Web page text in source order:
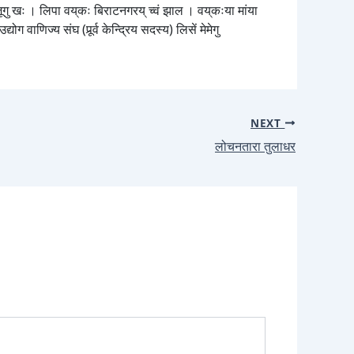
खः । लिपा वय्‌कः बिराटनगरय् च्वं झाल । वय्‌कःया मांया
वाणिज्य संघ (पूर्र्व केन्द्रिय सदस्य) लिसें मेमेगु
NEXT
लोचनतारा तुलाधर